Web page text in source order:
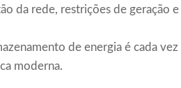
da rede, restrições de geração
de energia é cada
moderna.